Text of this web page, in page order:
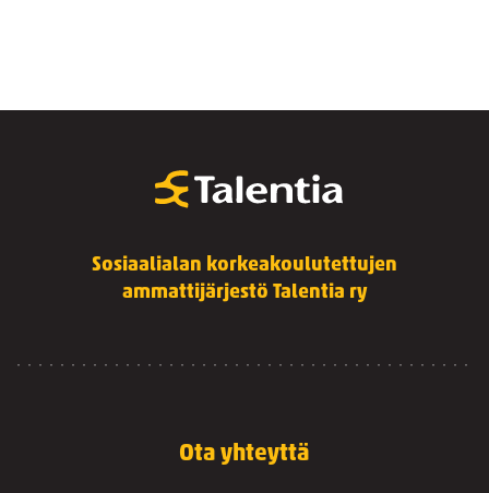
Sosiaalialan korkeakoulutettujen
ammattijärjestö Talentia ry
Ota yhteyttä